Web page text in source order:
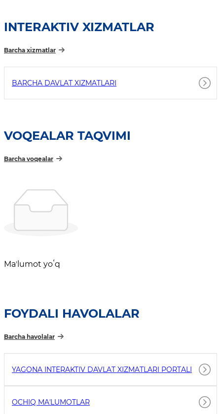
INTERAKTIV XIZMATLAR
Barcha xizmatlar
BARCHA DAVLAT XIZMATLARI
VOQEALAR TAQVIMI
Barcha voqealar
Maʼlumot yoʻq
FOYDALI HAVOLALAR
Barcha havolalar
YAGONA INTERAKTIV DAVLAT XIZMATLARI PORTALI
OCHIQ MAʼLUMOTLAR